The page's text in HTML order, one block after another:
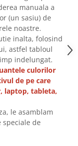
manuala a
(un sasiu) de
noastre.
inalta, folosind
astfel tabloul
indelungat.
culorilor
de pe care
laptop, tableta,
le asamblam
de